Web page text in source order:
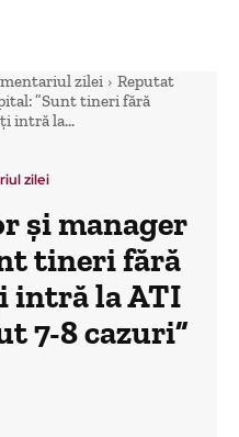
zilei
Reputat
”Sunt tineri fără
intră la...
zilei
și manager
tineri fără
intră la ATI
7-8 cazuri”